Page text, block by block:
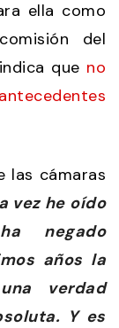
ella como
del
que no
las cámaras
vez he oído
negado
años la
verdad
Y es